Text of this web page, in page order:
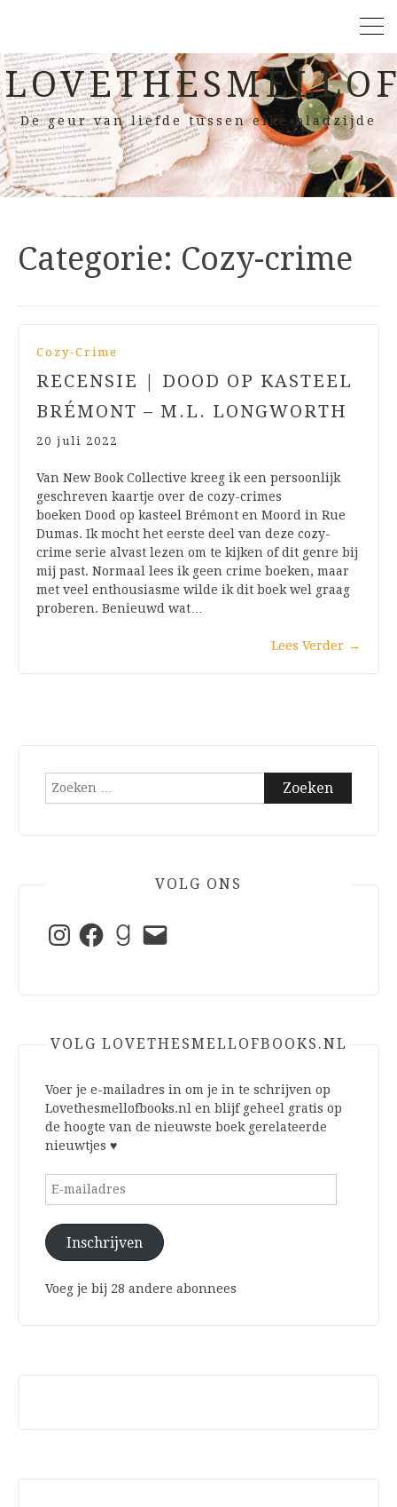
De geur van liefde tussen elke bladzijde
Categorie: Cozy-crime
Cozy-Crime
RECENSIE | DOOD OP KASTEEL
BRÉMONT – M.L. LONGWORTH
20 juli 2022
Van New Book Collective kreeg ik een persoonlijk
geschreven kaartje over de cozy-crimes
boeken Dood op kasteel Brémont en Moord in Rue
Dumas. Ik mocht het eerste deel van deze cozy-
crime serie alvast lezen om te kijken of dit genre bij
mij past. Normaal lees ik geen crime boeken, maar
met veel enthousiasme wilde ik dit boek wel graag
proberen. Benieuwd wat…
Lees Verder →
Zoeken
VOLG ONS
InstagramFacebookGoodreads
E-
mail
VOLG LOVETHESMELLOFBOOKS.NL
Voer je e-mailadres in om je in te schrijven op
Lovethesmellofbooks.nl en blijf geheel gratis op
de hoogte van de nieuwste boek gerelateerde
nieuwtjes ♥
E-
Inschrijven
Voeg je bij 28 andere abonnees